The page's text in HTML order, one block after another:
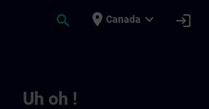
search place Canada expand_more login
Uh oh !